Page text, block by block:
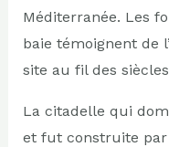
Méditerranée. Les
baie témoignent de
site au fil des
La citadelle qui
et fut construite par